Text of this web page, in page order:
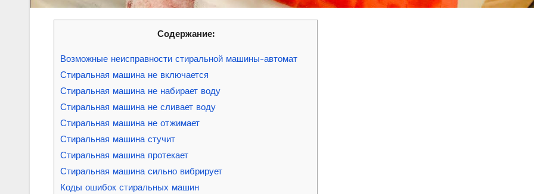
Содержание:
Возможные неисправности стиральной машины-автомат
Стиральная машина не включается
Стиральная машина не набирает воду
Стиральная машина не сливает воду
Стиральная машина не отжимает
Стиральная машина стучит
Стиральная машина протекает
Стиральная машина сильно вибрирует
Коды ошибок стиральных машин